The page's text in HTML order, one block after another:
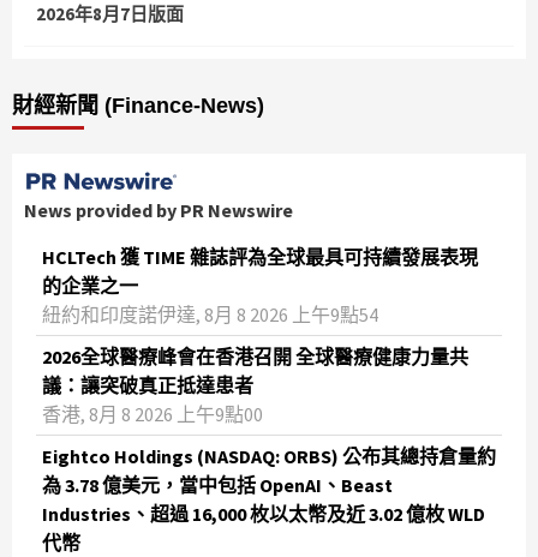
2026年8月7日版面
財經新聞 (Finance-News)
News provided by PR Newswire
HCLTech 獲 TIME 雜誌評為全球最具可持續發展表現
的企業之一
紐約和印度諾伊達, 8月 8 2026 上午9點54
2026全球醫療峰會在香港召開 全球醫療健康力量共
議：讓突破真正抵達患者
香港, 8月 8 2026 上午9點00
Eightco Holdings (NASDAQ: ORBS) 公布其總持倉量約
為 3.78 億美元，當中包括 OpenAI、Beast
Industries、超過 16,000 枚以太幣及近 3.02 億枚 WLD
代幣